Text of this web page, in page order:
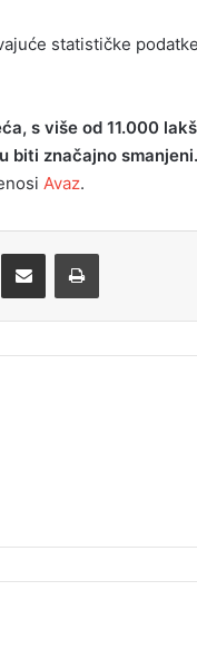
statističke
s više od 11.000
biti značajno smanjeni.
Avaz.